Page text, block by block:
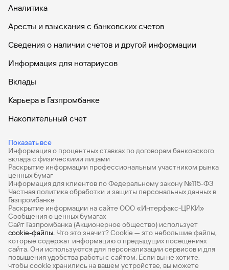
Аналитика
Аресты и взыскания с банковских счетов
Сведения о наличии счетов и другой информации
Информация для нотариусов
Вклады
Карьера в Газпромбанке
Накопительный счет
Показать все
Дебетовые карты с бесплатным обслуживанием
Все накопительные счета
Банковские вклады на 3 месяца
Вклады с высоким процентом
Калькулятор вкладов
Виртуальные карты
Премиум
Информация о процентных ставках по договорам банковского
вклада с физическими лицами
Раскрытие информации профессиональным участником рынка
ценных бумаг
Информация для клиентов по Федеральному закону №115-ФЗ
Частная политика обработки и защиты персональных данных в
Газпромбанке
Раскрытие информации на сайте ООО «Интерфакс-ЦРКИ»
Сообщения о ценных бумагах
Сайт Газпромбанка (Акционерное общество) использует
cookie-файлы. Что это значит? Сookie — это небольшие файлы,
которые содержат информацию о предыдущих посещениях
сайта. Они используются для персонализации сервисов и для
повышения удобства работы с сайтом. Если вы не хотите,
чтобы сookie хранились на вашем устройстве, вы можете